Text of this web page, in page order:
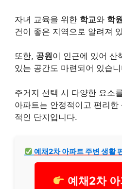
자녀 교육을 위한 학교와 학
건이 좋은 지역으로 알려져
또한, 공원이 인근에 있어 산
있는 공간도 마련되어 있습
주거지 선택 시 다양한 요소
아파트는 안정적이고 편리한
적인 단지입니다.
예채2차 아파트 주변 생활
예채2차 아